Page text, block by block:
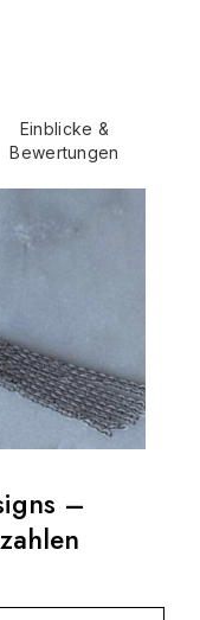
Einblicke &
Bewertungen
–